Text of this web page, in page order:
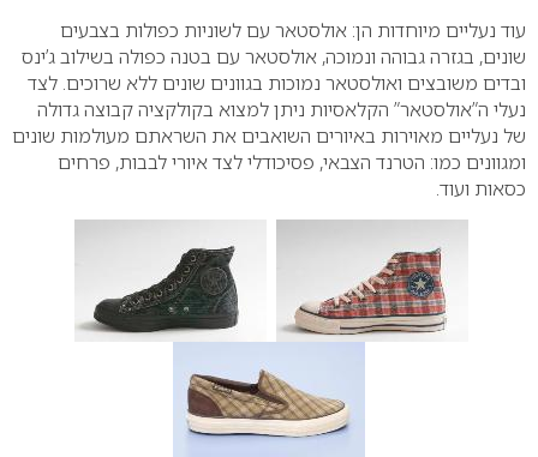
עוד נעליים מיוחדות הן: אולסטאר עם לשוניות כפולות בצבעים
שונים, בגזרה גבוהה ונמוכה, אולסטאר עם בטנה כפולה בשילוב ג’ינס
ובדים משובצים ואולסטאר נמוכות בגוונים שונים ללא שרוכים. לצד
נעלי ה”אולסטאר” הקלאסיות ניתן למצוא בקולקציה קבוצה גדולה
של נעליים מאוירות באיורים השואבים את השראתם מעולמות שונים
ומגוונים כמו: הטרנד הצבאי, פסיכודלי לצד איורי לבבות, פרחים
כסאות ועוד.